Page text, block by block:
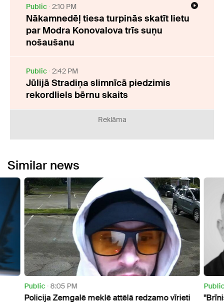
Public 2:10 PM
Nākamnedēļ tiesa turpinās skatīt lietu
par Modra Konovalova trīs suņu
nošaušanu
Public 2:42 PM
Jūlijā Stradiņa slimnīcā piedzimis
rekordliels bērnu skaits
Reklāma
Similar news
Public 8:05 PM
Policija Zemgalē meklē attēlā redzamo vīrieti